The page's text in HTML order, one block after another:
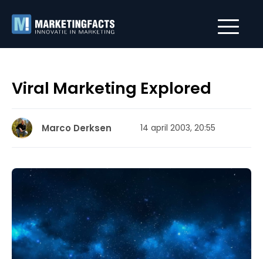
Viral Marketing Explored
Marco Derksen 14 april 2003, 20:55